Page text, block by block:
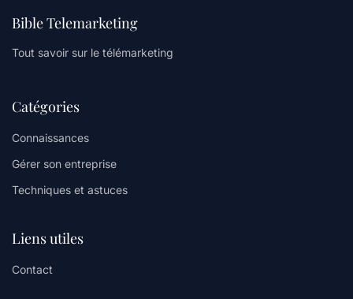
Bible Telemarketing
Tout savoir sur le télémarketing
Catégories
Connaissances
Gérer son entreprise
Techniques et astuces
Liens utiles
Contact